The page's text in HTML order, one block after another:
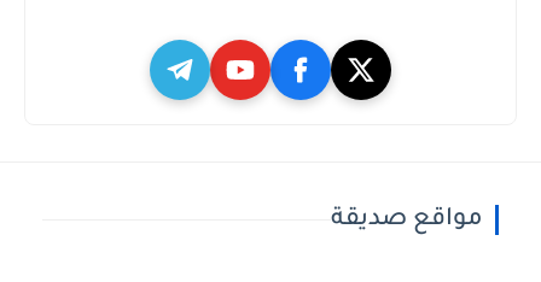
مواقع صديقة